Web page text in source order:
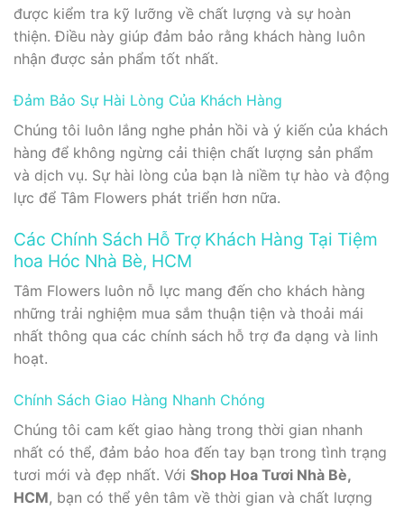
được kiểm tra kỹ lưỡng về chất lượng và sự hoàn
thiện. Điều này giúp đảm bảo rằng khách hàng luôn
nhận được sản phẩm tốt nhất.
Đảm Bảo Sự Hài Lòng Của Khách Hàng
Chúng tôi luôn lắng nghe phản hồi và ý kiến của khách
hàng để không ngừng cải thiện chất lượng sản phẩm
và dịch vụ. Sự hài lòng của bạn là niềm tự hào và động
lực để Tâm Flowers phát triển hơn nữa.
Các Chính Sách Hỗ Trợ Khách Hàng Tại Tiệm
hoa Hóc Nhà Bè, HCM
Tâm Flowers luôn nỗ lực mang đến cho khách hàng
những trải nghiệm mua sắm thuận tiện và thoải mái
nhất thông qua các chính sách hỗ trợ đa dạng và linh
hoạt.
Chính Sách Giao Hàng Nhanh Chóng
Chúng tôi cam kết giao hàng trong thời gian nhanh
nhất có thể, đảm bảo hoa đến tay bạn trong tình trạng
tươi mới và đẹp nhất. Với Shop Hoa Tươi Nhà Bè,
HCM, bạn có thể yên tâm về thời gian và chất lượng